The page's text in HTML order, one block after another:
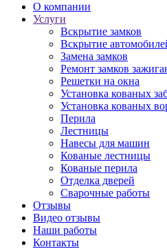
О компании
Услуги
Вскрытие замков
Вскрытие
Замена замков
Ремонт замков
Решетки на окна
Установка кованых
Установка кованых
Перила
Лестницы
Навесы для машин
Кованые лестницы
Кованые перила
Отделка дверей
Сварочные работы
Отзывы
Видео отзывы
Наши работы
Контакты